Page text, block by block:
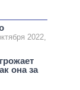
2022,
она за